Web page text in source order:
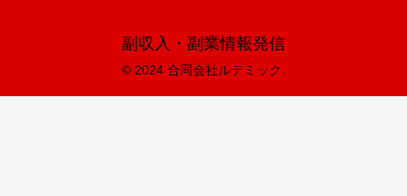
副収入・副業情報発信
© 2024 合同会社ルテミック.